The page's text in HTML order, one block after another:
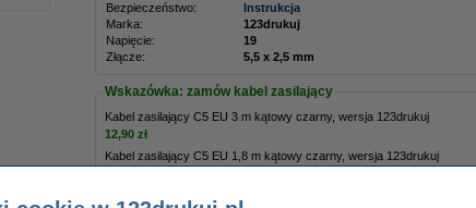
Bezpieczeństwo: Instrukcja
Marka:
123drukuj
Napięcie:
19
Złącze:
5,5 x 2,5 mm
Wskazówka: zamów kabel zasilający
Kabel zasilający C5 EU 3 m kątowy czarny, wersja 123drukuj
12,90 zł
Kabel zasilający C5 EU 1,8 m kątowy czarny, wersja 123drukuj